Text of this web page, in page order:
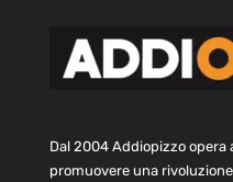
Dal 2004 Addiopizzo opera
promuovere una